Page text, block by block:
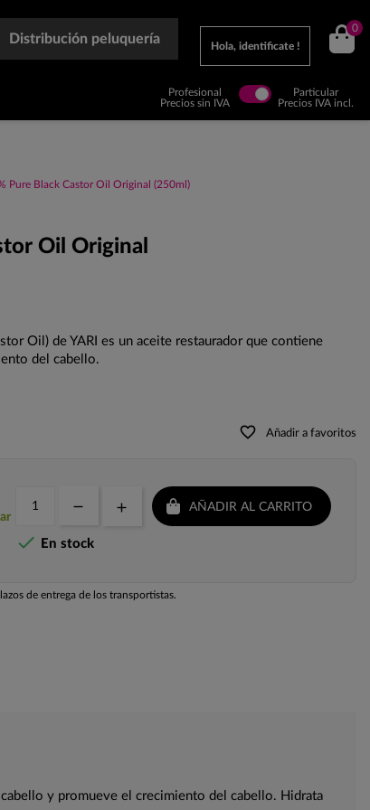
Distribución peluquería
Hola, identificate !
0
Profesional
Precios sin IVA
Particular
Precios IVA incl.
Pure Black Castor Oil Original (250ml)
Oil Original
Oil) de YARI es un aceite restaurador que contiene
del cabello.
favorite_border Añadir a favoritos
AÑADIR AL CARRITO
 En stock
de entrega de los transportistas.
y promueve el crecimiento del cabello. Hidrata